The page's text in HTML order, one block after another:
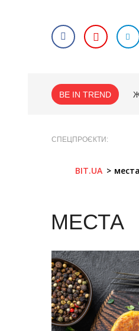
BE IN TREND
СПЕЦПРОЄКТИ
BIT.UA места
МЕСТА